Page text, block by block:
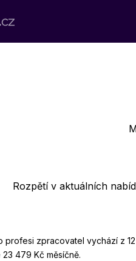
Rozpětí v aktuálních
profesi zpracovatel vychází z
479 Kč měsíčně.